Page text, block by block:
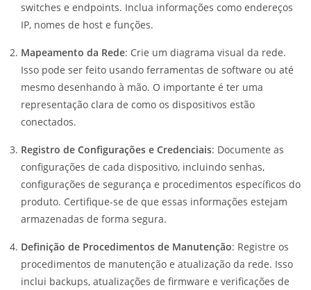
switches e endpoints. Inclua informações como endereços
IP, nomes de host e funções.
Mapeamento da Rede: Crie um diagrama visual da rede.
Isso pode ser feito usando ferramentas de software ou até
mesmo desenhando à mão. O importante é ter uma
representação clara de como os dispositivos estão
conectados.
Registro de Configurações e Credenciais: Documente as
configurações de cada dispositivo, incluindo senhas,
configurações de segurança e procedimentos específicos do
produto. Certifique-se de que essas informações estejam
armazenadas de forma segura.
Definição de Procedimentos de Manutenção: Registre os
procedimentos de manutenção e atualização da rede. Isso
inclui backups, atualizações de firmware e verificações de